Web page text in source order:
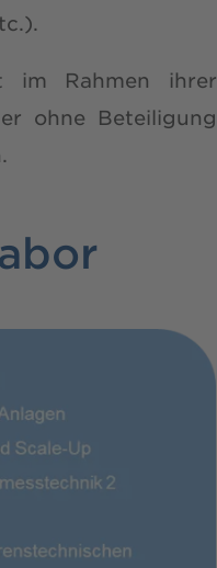
im Rahmen ihrer
ohne Beteiligung